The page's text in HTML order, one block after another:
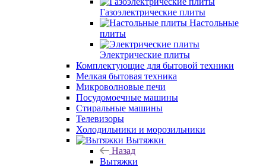
Газоэлектрические плиты
Настольные
плиты
Электрические плиты
Комплектующие для бытовой техники
Мелкая бытовая техника
Микроволновые печи
Посудомоечные машины
Стиральные машины
Телевизоры
Холодильники и морозильники
Вытяжки
Назад
Вытяжки